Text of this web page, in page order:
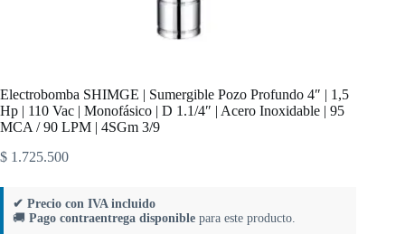
Electrobomba SHIMGE | Sumergible Pozo Profundo 4″ | 1,5
Hp | 110 Vac | Monofásico | D 1.1/4″ | Acero Inoxidable | 95
MCA / 90 LPM | 4SGm 3/9
$ 1.725.500
✔ Precio con IVA incluido
🚚 Pago contraentrega disponible para este producto.